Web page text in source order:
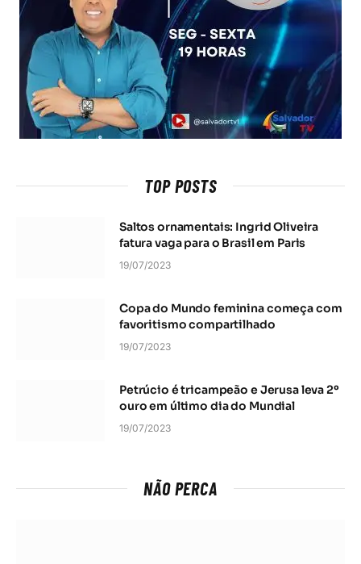
TOP POSTS
Saltos ornamentais: Ingrid Oliveira
fatura vaga para o Brasil em Paris
19/07/2023
Copa do Mundo feminina começa com
favoritismo compartilhado
19/07/2023
Petrúcio é tricampeão e Jerusa leva 2º
ouro em último dia do Mundial
19/07/2023
NÃO PERCA